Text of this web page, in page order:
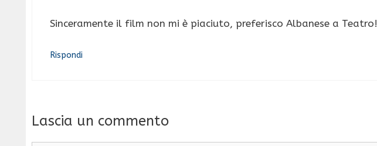
Sinceramente il film non mi è piaciuto, preferisco Albanese a Teatro!
Rispondi
Lascia un commento